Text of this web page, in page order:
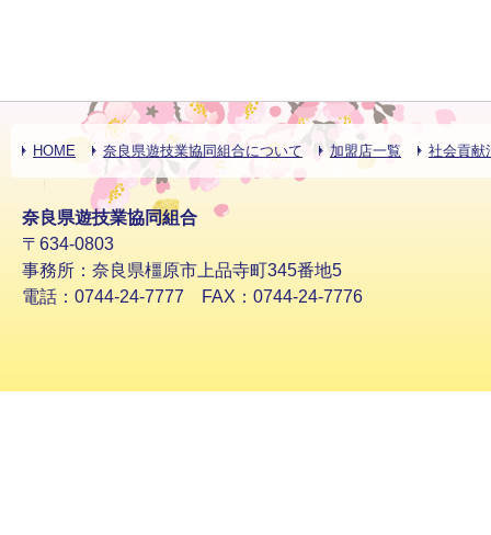
HOME 奈良県遊技業協同組合について 加盟店一覧 社会貢献
奈良県遊技業協同組合
〒634-0803
事務所：奈良県橿原市上品寺町345番地5
電話：0744-24-7777 FAX：0744-24-7776